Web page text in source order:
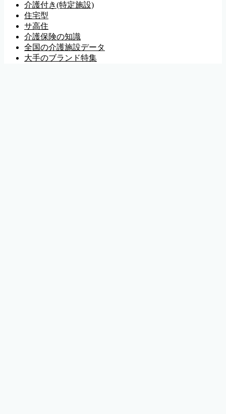
介護付き(特定施設)
住宅型
サ高住
介護保険の知識
全国の介護施設データ
大手のブランド特集